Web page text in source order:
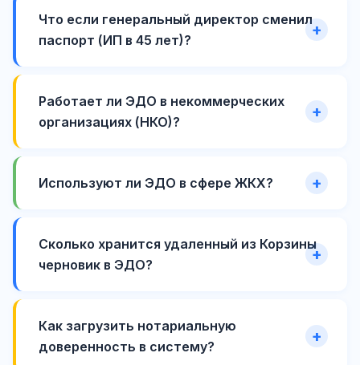
Что если генеральный директор сменил
паспорт (ИП в 45 лет)?
Работает ли ЭДО в некоммерческих
организациях (НКО)?
Используют ли ЭДО в сфере ЖКХ?
Сколько хранится удаленный из Корзины
черновик в ЭДО?
Как загрузить нотариальную
доверенность в систему?